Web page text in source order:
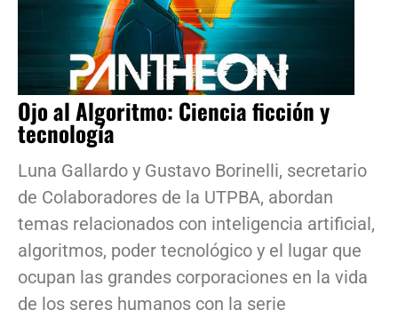
Ojo al Algoritmo: Ciencia ficción y
tecnología
Luna Gallardo y Gustavo Borinelli, secretario
de Colaboradores de la UTPBA, abordan
temas relacionados con inteligencia artificial,
algoritmos, poder tecnológico y el lugar que
ocupan las grandes corporaciones en la vida
de los seres humanos con la serie